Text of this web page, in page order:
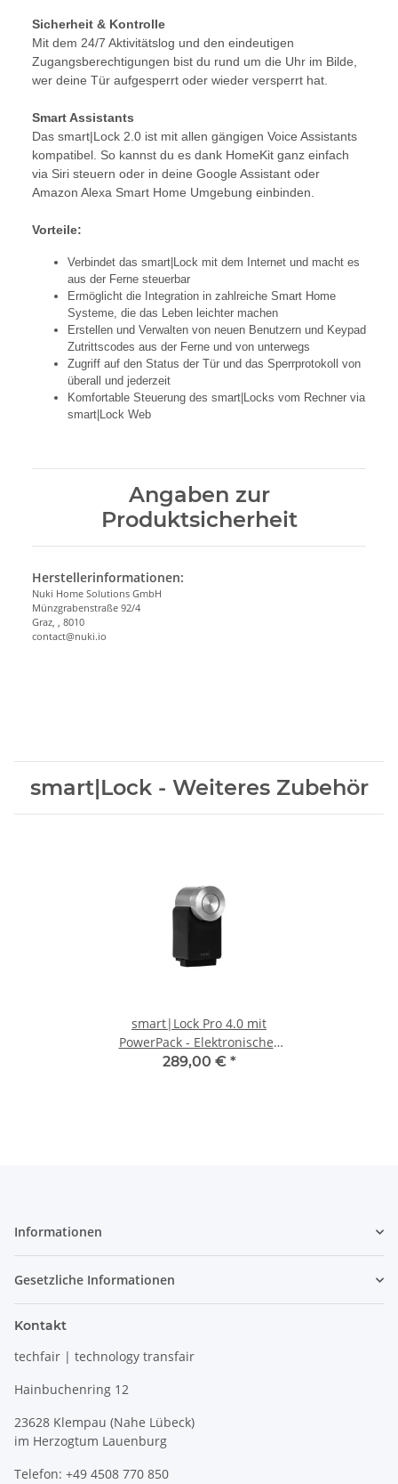
Sicherheit & Kontrolle
Mit dem 24/7 Aktivitätslog und den eindeutigen
Zugangsberechtigungen bist du rund um die Uhr im Bilde,
wer deine Tür aufgesperrt oder wieder versperrt hat.
Smart Assistants
Das smart|Lock 2.0 ist mit allen gängigen Voice Assistants
kompatibel. So kannst du es dank HomeKit ganz einfach
via Siri steuern oder in deine Google Assistant oder
Amazon Alexa Smart Home Umgebung einbinden.
Vorteile:
Verbindet das smart|Lock mit dem Internet und macht es
aus der Ferne steuerbar
Ermöglicht die Integration in zahlreiche Smart Home
Systeme, die das Leben leichter machen
Erstellen und Verwalten von neuen Benutzern und Keypad
Zutrittscodes aus der Ferne und von unterwegs
Zugriff auf den Status der Tür und das Sperrprotokoll von
überall und jederzeit
Komfortable Steuerung des smart|Locks vom Rechner via
smart|Lock Web
Angaben zur
Produktsicherheit
Herstellerinformationen:
Nuki Home Solutions GmbH
Münzgrabenstraße 92/4
Graz, , 8010
contact@nuki.io
smart|Lock - Weiteres Zubehör
smart|Lock Pro 4.0 mit
PowerPack - Elektronisches
Türschloss
289,00 € *
Informationen
Gesetzliche Informationen
Kontakt
techfair | technology transfair
Hainbuchenring 12
23628 Klempau (Nahe Lübeck)
im Herzogtum Lauenburg
Telefon: +49 4508 770 850